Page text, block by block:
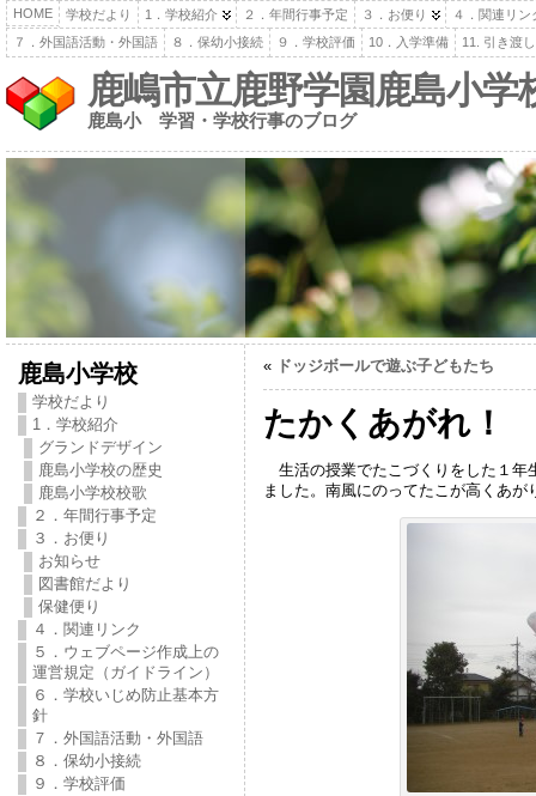
HOME 学校だより 1．学校紹介 ２．年間行事予定 ３．お便り
４．関連リン
７．外国語活動・外国語
８．保幼小接続 ９．学校評価 10．入学準備 11. 引き渡
鹿嶋市立鹿野学園鹿島小学
鹿島小 学習・学校行事のブログ
鹿島小学校
学校だより
1．学校紹介
グランドデザイン
鹿島小学校の歴史
鹿島小学校校歌
２．年間行事予定
３．お便り
お知らせ
図書館だより
保健便り
４．関連リンク
５．ウェブページ作成上の
運営規定（ガイドライン）
６．学校いじめ防止基本方
針
７．外国語活動・外国語
８．保幼小接続
９．学校評価
« ドッジボールで遊ぶ子どもたち
たかくあがれ！
生活の授業でたこづくりをした１年
ました。南風にのってたこが高くあ